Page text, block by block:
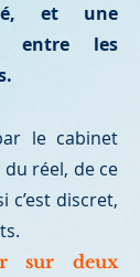
et une
entre les
le cabinet
réel, de ce
c’est discret,
sur deux